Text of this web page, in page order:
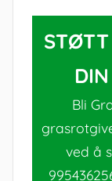
STØTT
Bli
ved å